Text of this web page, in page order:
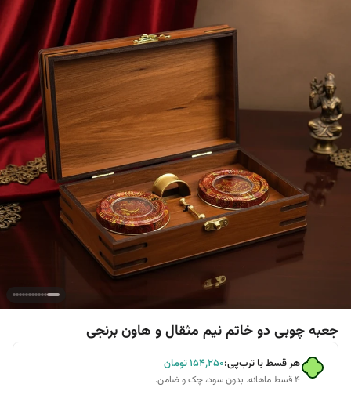
جعبه چوبی دو خاتم نیم مثقال و هاون برنجی
هر قسط با ترب‌پی:۱۵۴٬۲۵۰تومان
۴ قسط ماهانه. بدون سود، چک و ضامن.